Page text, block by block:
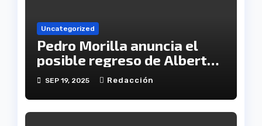
Uncategorized
Pedro Morilla anuncia el
posible regreso de Alberto
López a la convocatoria
SEP 19, 2025 Redacción